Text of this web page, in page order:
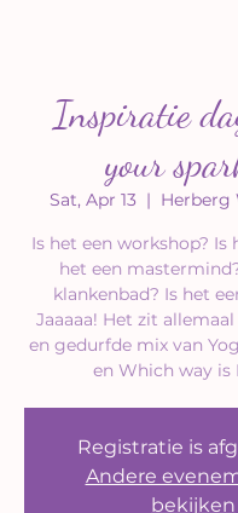
Inspiratie
your
Sat, Apr 13
  |
Herberg
Is het een workshop? Is
het een
klankenbad? Is het
Jaaaaa! Het zit
en gedurfde mix van
en Which way is
Registratie is
Andere
bekijken